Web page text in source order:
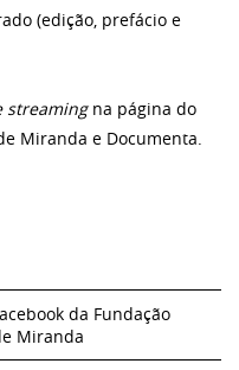
(edição, prefácio e
streamingna página do
Miranda e Documenta.
da Fundação
Miranda